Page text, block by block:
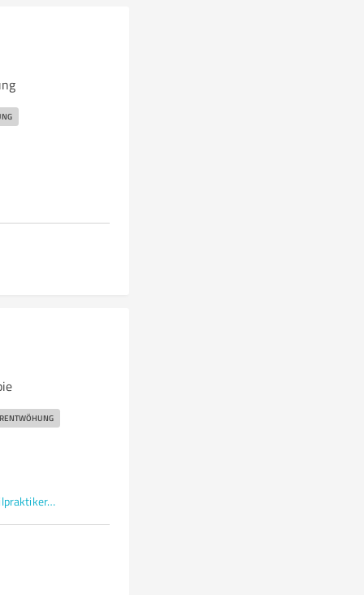
www.hypnosetherapeut-heilpraktiker.de